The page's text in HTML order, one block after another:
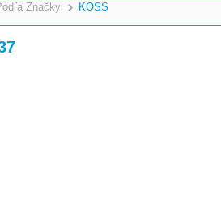
Značky KOSS